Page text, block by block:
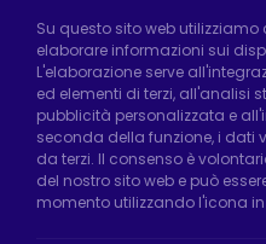
Fabbrica di Hadımköy:
Uzunçayır Street, No:11
Arnavutköy/Istanbul
Telefono:+90 212 640
Email:
Negozio Bayrampasa:
Su questo sito web utilizziamo
elaborare informazioni sui
L'elaborazione serve
ed elementi di terzi, all'analisi
pubblicità personalizzata e
seconda della funzione, i dati
da terzi. Il consenso è
del nostro sito web e può
momento utilizzando l'icona